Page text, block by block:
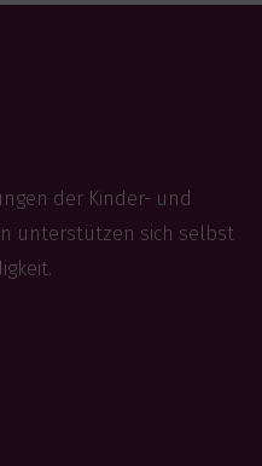
der Kinder- und
unterstützen sich selbst